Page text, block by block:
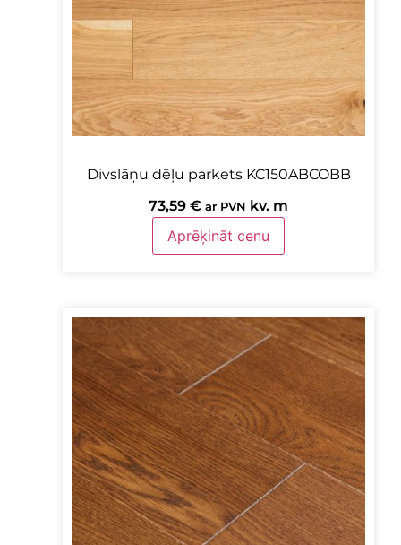
Divslāņu dēļu parkets KC150ABCOBB
73,59 € ar PVN kv. m
Aprēķināt cenu